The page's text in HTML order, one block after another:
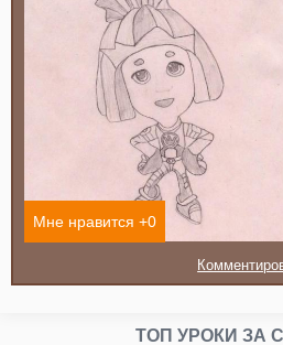
Мне нравится +0
ТОП УРОКИ ЗА